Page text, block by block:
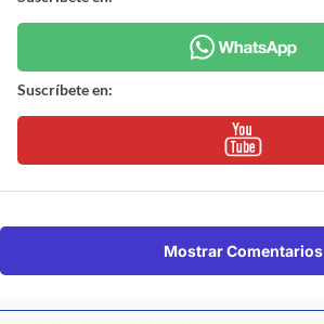
Suscríbete en:
Mostrar Comentarios